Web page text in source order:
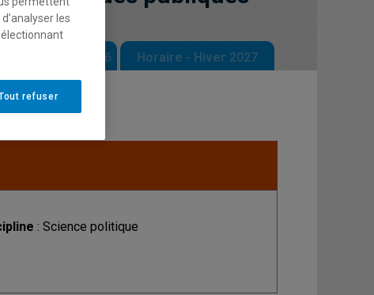
- Automne 2026 Horaire - Hiver 2027
: Science politique
les
refuser